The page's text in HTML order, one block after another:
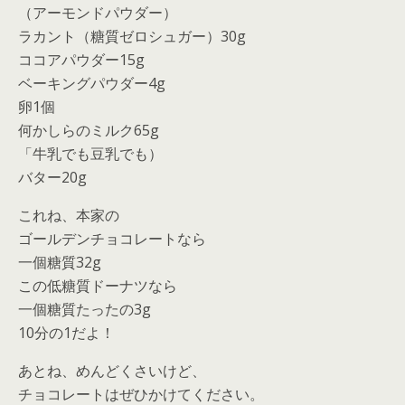
（アーモンドパウダー）
ラカント（糖質ゼロシュガー）30g
ココアパウダー15g
ベーキングパウダー4g
卵1個
何かしらのミルク65g
「牛乳でも豆乳でも）
バター20g
これね、本家の
ゴールデンチョコレートなら
一個糖質32g
この低糖質ドーナツなら
一個糖質たったの3g
10分の1だよ！
あとね、めんどくさいけど、
チョコレートはぜひかけてください。